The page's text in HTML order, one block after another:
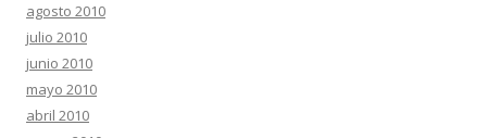
agosto 2010
julio 2010
junio 2010
mayo 2010
abril 2010